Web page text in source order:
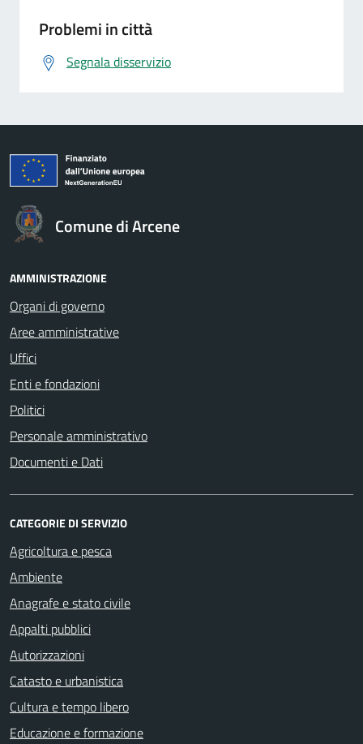
Problemi in città
Segnala disservizio
Comune di Arcene
AMMINISTRAZIONE
Organi di governo
Aree amministrative
Uffici
Enti e fondazioni
Politici
Personale amministrativo
Documenti e Dati
CATEGORIE DI SERVIZIO
Agricoltura e pesca
Ambiente
Anagrafe e stato civile
Appalti pubblici
Autorizzazioni
Catasto e urbanistica
Cultura e tempo libero
Educazione e formazione